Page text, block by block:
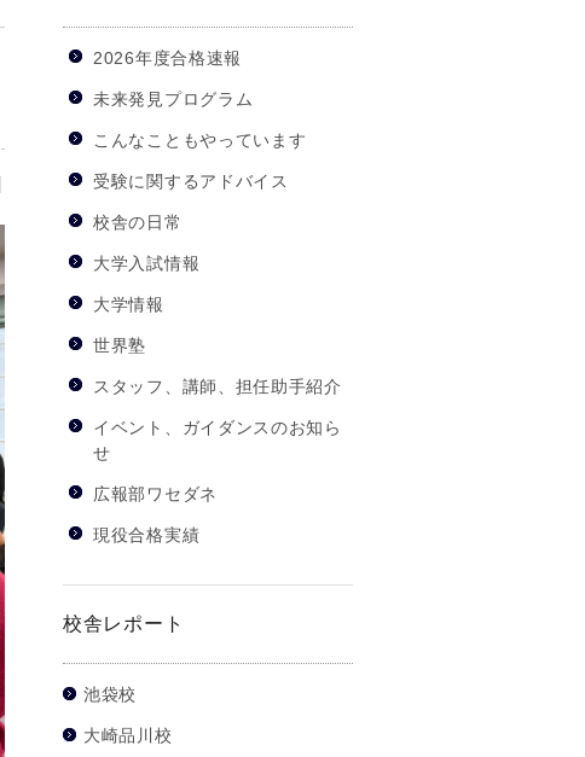
2026年度合格速報
未来発見プログラム
こんなこともやっています
受験に関するアドバイス
校舎の日常
大学入試情報
大学情報
世界塾
スタッフ、講師、担任助手紹介
イベント、ガイダンスのお知ら
せ
広報部ワセダネ
現役合格実績
校舎レポート
池袋校
大崎品川校